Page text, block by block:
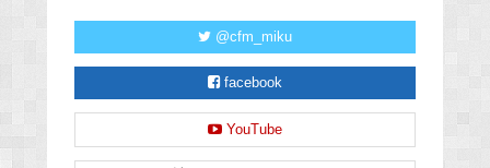
@cfm_miku
facebook
YouTube